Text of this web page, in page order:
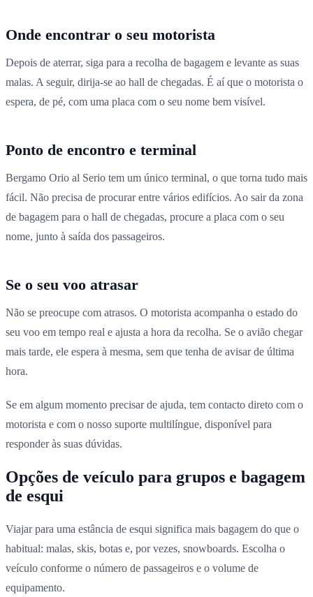
Onde encontrar o seu motorista
Depois de aterrar, siga para a recolha de bagagem e levante as suas
malas. A seguir, dirija-se ao hall de chegadas. É aí que o motorista o
espera, de pé, com uma placa com o seu nome bem visível.
Ponto de encontro e terminal
Bergamo Orio al Serio tem um único terminal, o que torna tudo mais
fácil. Não precisa de procurar entre vários edifícios. Ao sair da zona
de bagagem para o hall de chegadas, procure a placa com o seu
nome, junto à saída dos passageiros.
Se o seu voo atrasar
Não se preocupe com atrasos. O motorista acompanha o estado do
seu voo em tempo real e ajusta a hora da recolha. Se o avião chegar
mais tarde, ele espera à mesma, sem que tenha de avisar de última
hora.
Se em algum momento precisar de ajuda, tem contacto direto com o
motorista e com o nosso suporte multilíngue, disponível para
responder às suas dúvidas.
Opções de veículo para grupos e bagagem
de esqui
Viajar para uma estância de esqui significa mais bagagem do que o
habitual: malas, skis, botas e, por vezes, snowboards. Escolha o
veículo conforme o número de passageiros e o volume de
equipamento.